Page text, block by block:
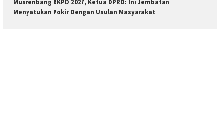
Musrenbang RKPD 2027, Ketua DPRD: Ini Jembatan
Menyatukan Pokir Dengan Usulan Masyarakat